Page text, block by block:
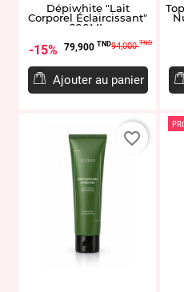
Dépiwhite "Lait
Corporel Éclaircissant"
200ML
15% Prix
79,900 TNDPrix
base
94,000TND
Ajouter au panier
favorite_border